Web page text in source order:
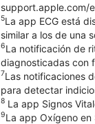
support.apple.com/
5La app ECG está
similar a los de una
6La notificación de
diagnosticadas con
7Las notificaciones
para detectar
8 La app Signos
9La app Oxígeno